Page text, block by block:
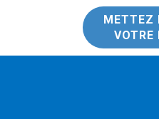
METTEZ
VOTRE